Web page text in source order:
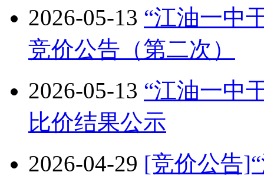
2026-05-13 “江油一中
竞价公告（第二次）
2026-05-13 “江油一中
比价结果公示
2026-04-29 [竞价公告